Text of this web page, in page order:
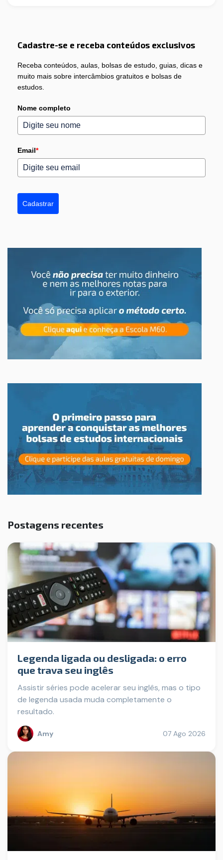
Cadastre-se e receba conteúdos exclusivos
Receba conteúdos, aulas, bolsas de estudo, guias, dicas e
muito mais sobre intercâmbios gratuitos e bolsas de
estudos.
Nome completo
Email*
Cadastrar
Postagens recentes
Legenda ligada ou desligada: o erro
que trava seu inglês
Assistir séries pode acelerar seu inglês, mas o tipo
de legenda usada muda completamente o
resultado.
Amy 07 Ago 2026